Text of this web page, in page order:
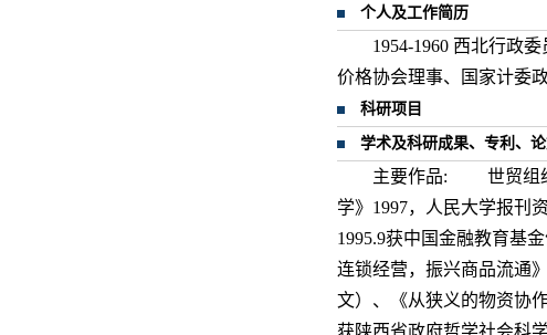
个人及工作简历
1954-1960 西北行
价格协会理事、国家计委
科研项目
学术及科研成果、专利、
主要作品: 世贸组织
学》1997，人民大学报
1995.9获中国金融教育
连锁经营，振兴商品流通
文）、《从狭义的物资协
获陕西省政府哲学社会科